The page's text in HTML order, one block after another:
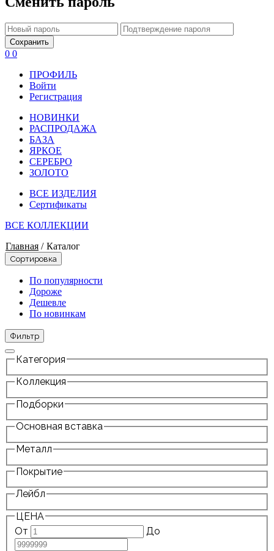
Сохранить
0 0
ПРОФИЛЬ
Войти
Регистрация
НОВИНКИ
РАСПРОДАЖА
БАЗА
ЯРКОЕ
СЕРЕБРО
ЗОЛОТО
ВСЕ ИЗДЕЛИЯ
Сертификаты
ВСЕ КОЛЛЕКЦИИ
Главная / Каталог
Сортировка
По популярности
Дороже
Дешевле
По новинкам
Фильтр
Категория
Коллекция
Подборки
Основная вставка
Металл
Покрытие
Лейбл
ЦЕНА
От
До